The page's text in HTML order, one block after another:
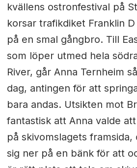
kvällens ostronfestival på
korsar trafikdiket Franklin
på en smal gångbro. Till
som löper utmed hela
River, går Anna Ternheim
dag, antingen för att
bara andas. Utsikten mot
fantastisk att Anna valde
på skivomslagets framsida,
sig ner på en bänk för att